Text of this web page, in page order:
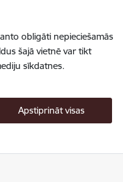
obligāti nepieciešamās
šajā vietnē var tikt
sīkdatnes.
Apstiprināt visas